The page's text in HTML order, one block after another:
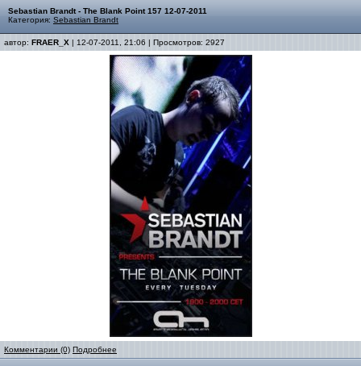
Sebastian Brandt - The Blank Point 157 12-07-2011
Категория: Sebastian Brandt
автор: FRAER_X | 12-07-2011, 21:06 | Просмотров: 2927
Комментарии (0) Подробнее